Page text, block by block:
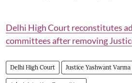
Delhi High Court reconstitutes
committees after removing
Delhi High Court Justice Yashwant Varma